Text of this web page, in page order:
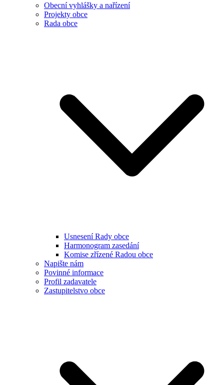
Obecní vyhlášky a nařízení
Projekty obce
Rada obce
Usnesení Rady obce
Harmonogram zasedání
Komise zřízené Radou obce
Napište nám
Povinné informace
Profil zadavatele
Zastupitelstvo obce